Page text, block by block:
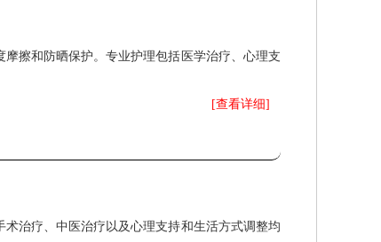
擦和防晒保护。专业护理包括医学治疗、心理支
[查看详细]
治疗、中医治疗以及心理支持和生活方式调整均